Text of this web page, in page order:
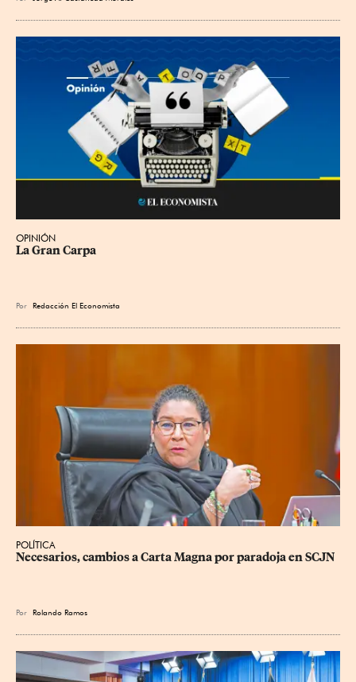
OPINIÓN
La Gran Carpa
Por Redacción El Economista
POLÍTICA
Necesarios, cambios a Carta Magna por paradoja en SCJN
Por Rolando Ramos